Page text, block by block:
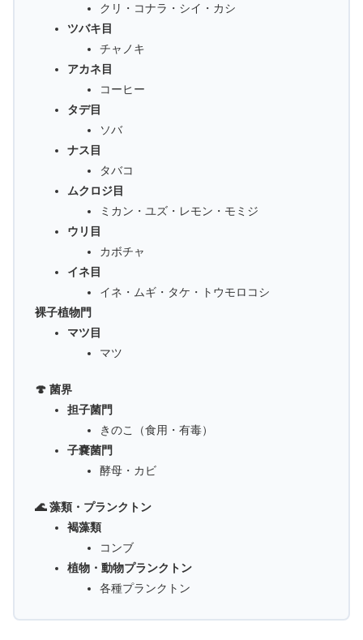
クリ・コナラ・シイ・カシ
ツバキ目
チャノキ
アカネ目
コーヒー
タデ目
ソバ
ナス目
タバコ
ムクロジ目
ミカン・ユズ・レモン・モミジ
ウリ目
カボチャ
イネ目
イネ・ムギ・タケ・トウモロコシ
裸子植物門
マツ目
マツ
🍄 菌界
担子菌門
きのこ（食用・有毒）
子嚢菌門
酵母・カビ
🌊 藻類・プランクトン
褐藻類
コンブ
植物・動物プランクトン
各種プランクトン